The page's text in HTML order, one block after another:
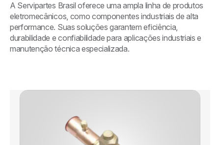
A Servipartes Brasil oferece uma ampla linha de produtos
eletromecânicos, como componentes industriais de alta
performance. Suas soluções garantem eficiência,
durabilidade e confiabilidade para aplicações industriais e
manutenção técnica especializada.